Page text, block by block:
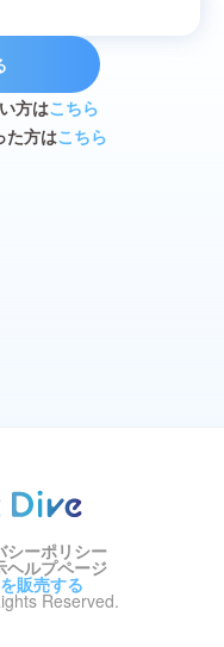
方はこちら
た方はこちら
シーポリシー
ヘルプページ
販売する
Reserved.